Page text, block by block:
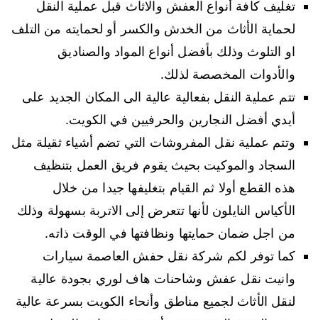
تغليف كافة أنواع العفش والاثاث قبل عملية النقل
لحماية الأثاث من الخدش والكسر أو لحمايته من التلف
او التلوث وذلك بأفضل أنواع المواد والصناديق
والأدوات المخصصة لذلك.
تتم عملية النقل بفعالية عالية الى المكان الجديد على
أيدي أفضل النجارين والحرفيين في الكويت.
وتتم عملية نقل المفروشات التي تضم أشياء ثقيلة مثل
السجاد والموكيت بحيث يقوم فريق العمل بتنظيف
هذه القطع أولا ثم القيام بتغليفها جيدا من خلال
الأكياس النايلون لأنها تتعرض إلى الاتربة بسهولة وذلك
من اجل ضمان حمايتها ونظافتها في الوقت ذاته.
كما توفر لكم شركة نقل حفش العاصمة سيارات
وانيت نقل عفش وشاحنات هاف لوري بجودة عالية
لنقل الأثاث لجميع مناطق وأنحاء الكويت بسرعة عالية